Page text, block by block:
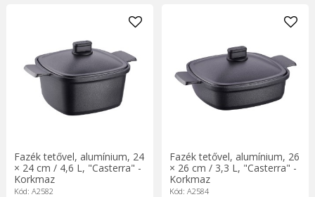
Fazék tetővel, alumínium, 24
× 24 cm / 4,6 L, "Casterra" -
Korkmaz
Kód: A2582
Fazék tetővel, alumínium, 26
× 26 cm / 3,3 L, "Casterra" -
Korkmaz
Kód: A2584